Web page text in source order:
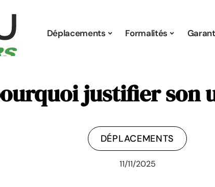
Déplacements Formalités
justifier son
DÉPLACEMENTS
11/11/2025